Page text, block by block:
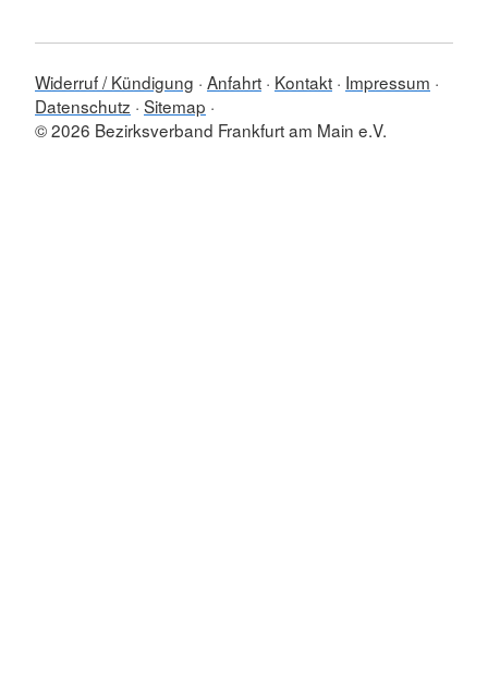
Widerruf / Kündigung Anfahrt Kontakt Impressum
Datenschutz Sitemap
© 2026 Bezirksverband Frankfurt am Main e.V.